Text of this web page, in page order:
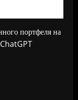
портфеля на